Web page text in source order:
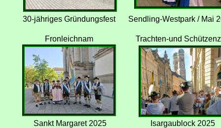
30-jähriges Gründungsfest Sendling-Westpark / Mai
Fronleichnam Trachten-und
Sankt Margaret 2025 Isargaublock 2025